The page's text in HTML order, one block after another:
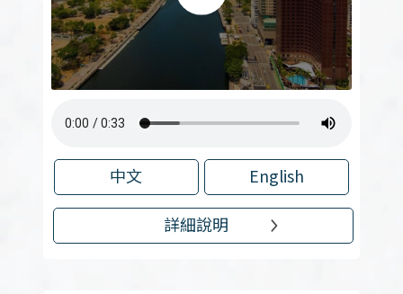
中文 English
詳細說明